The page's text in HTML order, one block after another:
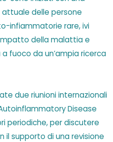
attuale delle persone
infiammatorie rare, ivi
della malattia e
fuoco da un’ampia ricerca
due riunioni internazionali
Disease
periodiche, per discutere
il supporto di una revisione